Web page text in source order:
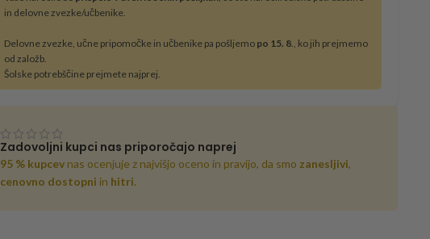
in delovne zvezke/učbenike.
Delovne zvezke, učne pripomočke in učbenike pa pošljemo po 15. 8., ko jih prejmemo
od založb.
Šolske potrebščine prejmete najprej.
Zadovoljni kupci nas priporočajo naprej
95 % kupcev nas ocenjuje z najvišjo oceno in pravijo, da smo zanesljivi,
cenovno dostopni in hitri.